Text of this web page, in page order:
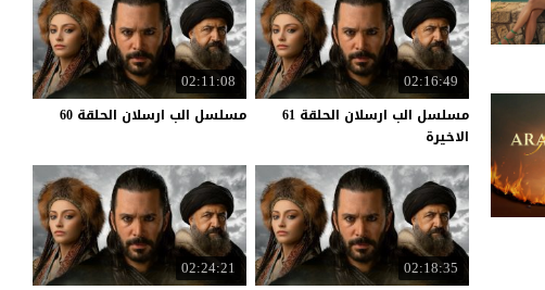
02:16:49
مسلسل الب ارسلان الحلقة 61
الاخيرة
02:11:08
مسلسل الب ارسلان الحلقة 60
02:18:35
02:24:21